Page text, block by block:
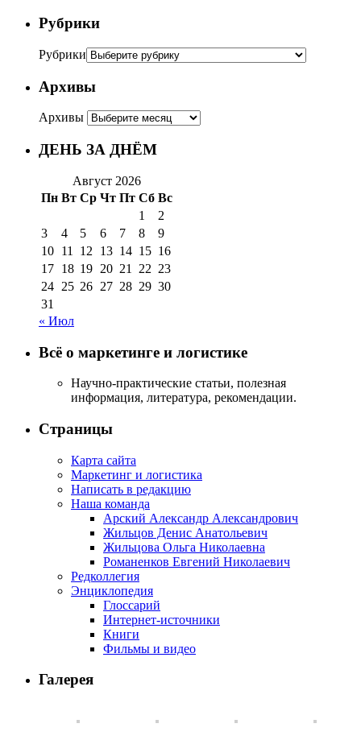
Рубрики
Рубрики
Архивы
Архивы
ДЕНЬ ЗА ДНЁМ
Август 2026
Пн Вт Ср Чт Пт Сб Вс
1
2
3
4 5 6 7 8
9
10 11 12 13 14 15 16
17 18 19 20 21 22 23
24 25 26 27 28 29 30
31
« Июл
Всё о маркетинге и логистике
Научно-практические статьи, полезная
информация, литература, рекомендации.
Страницы
Карта сайта
Маркетинг и логистика
Написать в редакцию
Наша команда
Арский Александр Александрович
Жильцов Денис Анатольевич
Жильцова Ольга Николаевна
Романенков Евгений Николаевич
Редколлегия
Энциклопедия
Глоссарий
Интернет-источники
Книги
Фильмы и видео
Галерея